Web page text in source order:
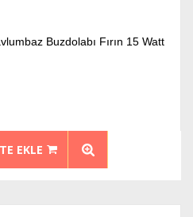
Buzdolabı Fırın 15 Watt
EKLE